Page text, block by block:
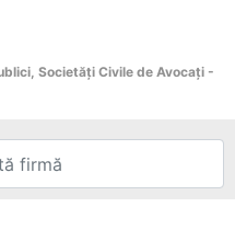
Societăți Civile de Avocați -